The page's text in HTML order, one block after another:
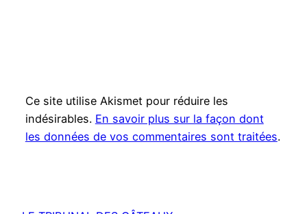
Ce site utilise Akismet pour réduire les
indésirables. En savoir plus sur la façon dont
les données de vos commentaires sont traitées.